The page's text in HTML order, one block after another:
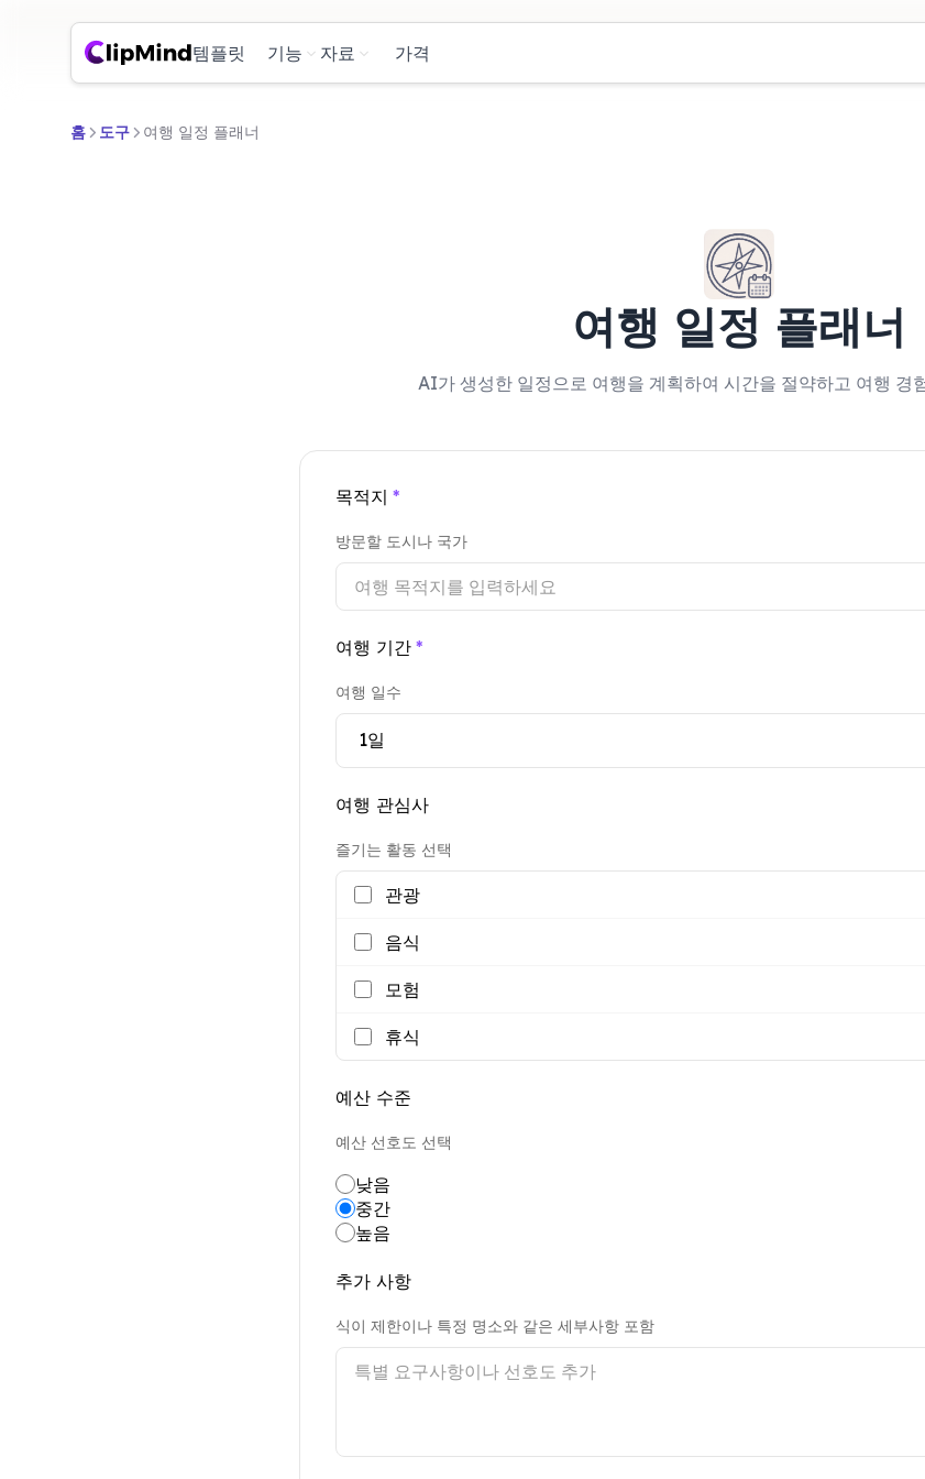
템플릿 기능 자료 가격
홈 도구 여행 일정 플래너
여행 일정 플래너
AI가 생성한 일정으로 여행을 계획하여 시간을 절약하고 여행 경
목적지 *
방문할 도시나 국가
여행 기간 *
여행 일수
여행 관심사
즐기는 활동 선택
관광
음식
모험
휴식
예산 수준
예산 선호도 선택
낮음
중간
높음
추가 사항
식이 제한이나 특정 명소와 같은 세부사항 포함